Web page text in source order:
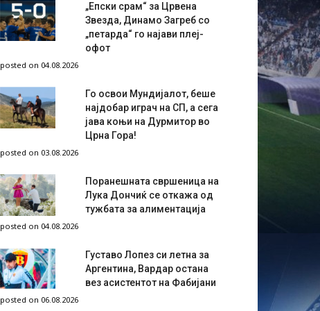
„Епски срам“ за Црвена
Звезда, Динамо Загреб со
„петарда“ го најави плеј-
офот
posted on 04.08.2026
Го освои Мундијалот, беше
најдобар играч на СП, а сега
јава коњи на Дурмитор во
Црна Гора!
posted on 03.08.2026
Поранешната свршеница на
Лука Дончиќ се откажа од
тужбата за алиментација
posted on 04.08.2026
Густаво Лопез си летна за
Аргентина, Вардар остана
вез асистентот на Фабијани
posted on 06.08.2026